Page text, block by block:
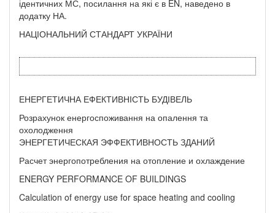
ідентичних МС, посилання на які є в EN, наведено в
додатку НА.
НАЦІОНАЛЬНИЙ СТАНДАРТ УКРАЇНИ
ЕНЕРГЕТИЧНА ЕФЕКТИВНІСТЬ БУДІВЕЛЬ
Розрахунок енергоспоживання на опалення та
охолодження
ЭНЕРГЕТИЧЕСКАЯ ЭФФЕКТИВНОСТЬ ЗДАНИЙ
Расчет энергопотребления на отопление и охлаждение
ENERGY PERFORMANCE OF BUILDINGS
Calculation of energy use for space heating and cooling